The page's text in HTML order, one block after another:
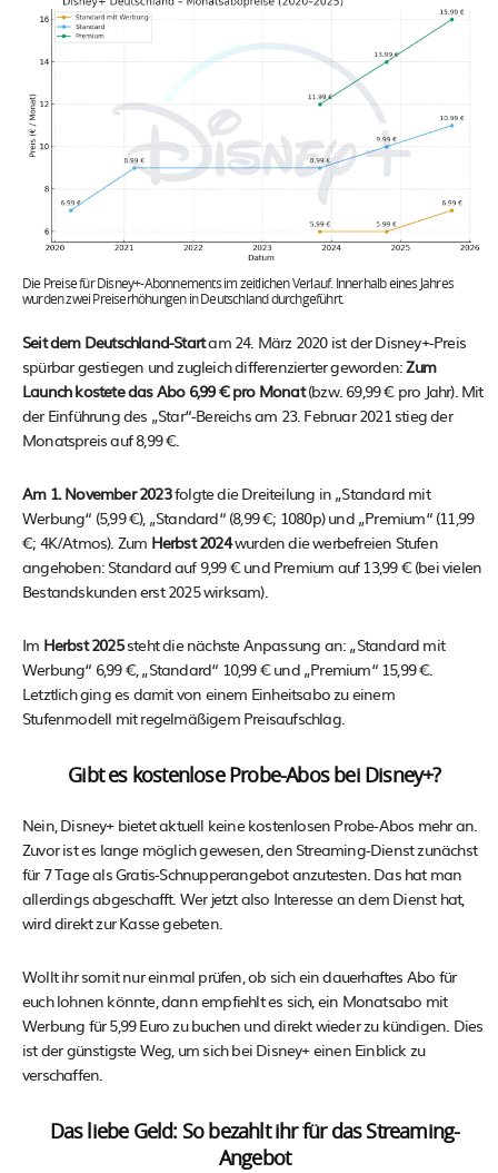
Die Preise für Disney+-Abonnements im zeitlichen Verlauf. Innerhalb eines Jahres
wurden zwei Preiserhöhungen in Deutschland durchgeführt.
Seit dem Deutschland-Startam 24. März 2020 ist der Disney+-Preis
spürbar gestiegen und zugleich differenzierter geworden:Zum
Launch kostete das Abo 6,99 € pro Monat(bzw. 69,99 € pro Jahr). Mit
der Einführung des „Star“-Bereichs am 23. Februar 2021 stieg der
Monatspreis auf 8,99 €.
Am 1. November 2023folgte die Dreiteilung in „Standard mit
Werbung“ (5,99 €), „Standard“ (8,99 €; 1080p) und „Premium“ (11,99
€; 4K/Atmos). Zum Herbst 2024wurden die werbefreien Stufen
angehoben: Standard auf 9,99 € und Premium auf 13,99 € (bei vielen
Bestandskunden erst 2025 wirksam).
Im Herbst 2025steht die nächste Anpassung an: „Standard mit
Werbung“ 6,99 €, „Standard“ 10,99 € und „Premium“ 15,99 €.
Letztlich ging es damit von einem Einheitsabo zu einem
Stufenmodell mit regelmäßigem Preisaufschlag.
Gibt es kostenlose Probe-Abos bei Disney+?
Nein, Disney+ bietet aktuell keine kostenlosen Probe-Abos mehr an.
Zuvor ist es lange möglich gewesen, den Streaming-Dienst zunächst
für 7 Tage als Gratis-Schnupperangebot anzutesten. Das hat man
allerdings abgeschafft. Wer jetzt also Interesse an dem Dienst hat,
wird direkt zur Kasse gebeten.
Wollt ihr somit nur einmal prüfen, ob sich ein dauerhaftes Abo für
euch lohnen könnte, dann empfiehlt es sich, ein Monatsabo mit
Werbung für 5,99 Euro zu buchen und direkt wieder zu kündigen. Dies
ist der günstigste Weg, um sich bei Disney+ einen Einblick zu
verschaffen.
Das liebe Geld: So bezahlt ihr für das Streaming-
Angebot